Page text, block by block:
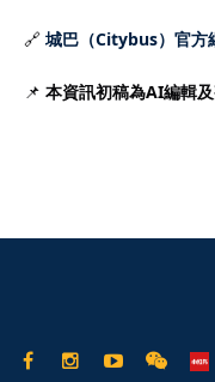
🔗 城巴（Citybus）官方
📌 本資訊初稿為AI編輯